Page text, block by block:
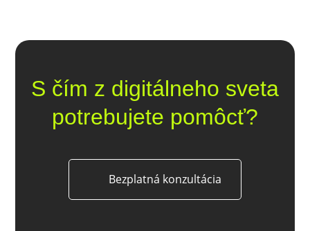
S čím z digitálneho sveta
potrebujete pomôcť?
Bezplatná konzultácia